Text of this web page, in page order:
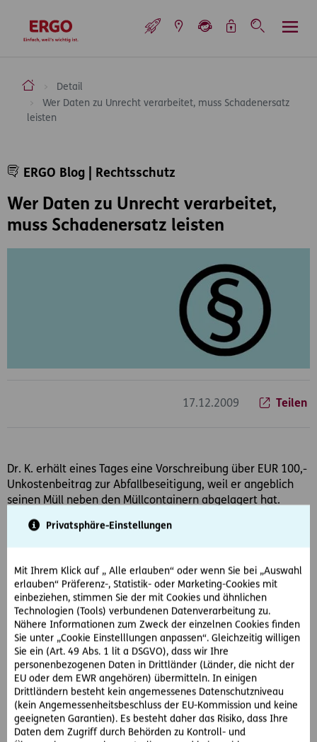
Privatsphäre-Einstellungen
Mit Ihrem Klick auf „ Alle erlauben“ oder wenn Sie bei „Auswahl
erlauben“ Präferenz-, Statistik- oder Marketing-Cookies mit
einbeziehen, stimmen Sie der mit Cookies und ähnlichen
Technologien (Tools) verbundenen Datenverarbeitung zu.
Nähere Informationen zum Zweck der einzelnen Cookies finden
Sie unter „Cookie Einstelllungen anpassen“. Gleichzeitig willigen
Sie ein (Art. 49 Abs. 1 lit a DSGVO), dass wir Ihre
personenbezogenen Daten in Drittländer (Länder, die nicht der
EU oder dem EWR angehören) übermitteln. In einigen
Drittländern besteht kein angemessenes Datenschutzniveau
(kein Angemessenheitsbeschluss der EU-Kommission und keine
geeigneten Garantien). Es besteht daher das Risiko, dass Ihre
Daten dem Zugriff durch Behörden zu Kontroll- und
zur Startseite
ERGO Versicherung Aktiengesellschaft
Detail
Wer Daten zu Unrecht verarbeitet, muss Schadenersatz
leisten
Wer Daten zu Unrecht verarbeitet,
muss Schadenersatz leisten
ERGO Blog | Rechtsschutz
17.12.2009 Teilen
Dr. K. erhält eines Tages eine Vorschreibung über EUR 100,-
Unkostenbeitrag zur Abfallbeseitigung, weil er angeblich
seinen Müll neben den Müllcontainern abgelagert hat.
Dr. K. ist sich keiner Schuld bewusst und bezahlt nicht. Die
Forderung wird daraufhin von einem Inkassobüro
mitteilt, dass die Forderung nicht zu Recht besteht. Als Dr.
K. für seinen minderjährigen Sohn einen
Mobiltelefonvertrag abschließen will, lehnt das
Mobiltelefonieunternehmen nach Abfrage der persönlichen
Daten des Dr. K. bei einer Auskunftei, der D.-GmbH, den
Vertragsabschluss ab.
Dr. K. kann die Angelegenheit klären und macht mittels
Klage gegen die D-GbmH eine Entschädigung in der Höhe
von EUR 750,- wegen erlittener Kränkung geltend. Die D-
GmbH hat bonitätsrelevante Daten von Herrn Dr. K.